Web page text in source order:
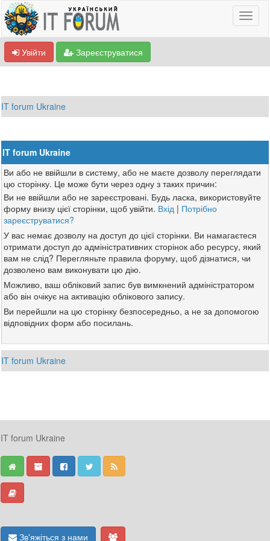
Увійти Зареєструватися
IT forum Ukraine
IT forum Ukraine
Ви або не ввійшли в систему, або не маєте дозволу переглядати
цю сторінку. Це може бути через одну з таких причин:
Ви не ввійшли або не зареєстровані. Будь ласка, використовуйте
форму внизу цієї сторінки, щоб увійти. Вхід | Потрібно
зареєструватися?
У вас немає дозволу на доступ до цієї сторінки. Ви намагаєтеся
отримати доступ до адміністративних сторінок або ресурсу, який
вам не слід? Перегляньте правила форуму, щоб дізнатися, чи
дозволено вам виконувати цю дію.
Можливо, ваш обліковий запис був вимкнений адміністратором
або він очікує на активацію облікового запису.
Ви перейшли на цю сторінку безпосередньо, а не за допомогою
відповідних форм або посилань.
IT forum Ukraine
IT forum Ukraine
Зв'яжіться з нами